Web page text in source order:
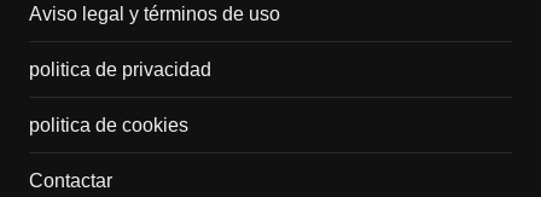
Aviso legal y términos de uso
politica de privacidad
politica de cookies
Contactar